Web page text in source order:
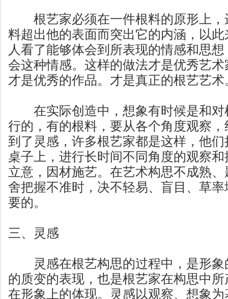
根艺家必须在一件根料的原形上，
料超出他的表面而突出它的内涵，以
人看了能够体会到所表现的情感和思
会这种情感。这样的做法才是优秀艺
才是优秀的作品。才是真正的根艺艺术
在实际创造中，想象有时候是和对
行的，有的根料，要从各个角度观察
到了灵感，许多根艺家都是这样，他
桌子上，进行长时间不同角度的观察
立意，因材施艺。在艺术构思不成熟
舍把握不准时，决不轻易、盲目、草
要的。
三、灵感
灵感在根艺构思的过程中，是形象
的质变的表现，也是根艺家在构思中
在形象上的体现。灵感以观察、想象